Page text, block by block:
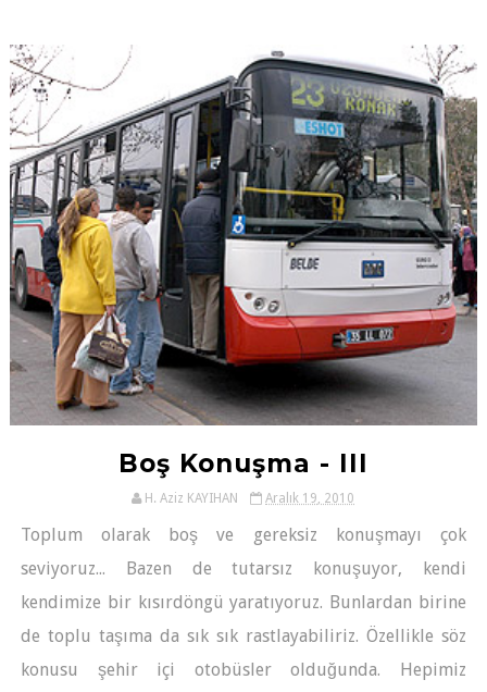
Boş Konuşma - III
H. Aziz KAYIHAN Aralık 19, 2010
Toplum olarak boş ve gereksiz konuşmayı çok
seviyoruz... Bazen de tutarsız konuşuyor, kendi
kendimize bir kısırdöngü yaratıyoruz. Bunlardan birine
de toplu taşıma da sık sık rastlayabiliriz. Özellikle söz
konusu şehir içi otobüsler olduğunda. Hepimiz